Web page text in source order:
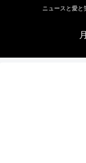
ニュースと愛と